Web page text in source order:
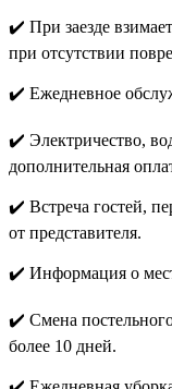
✔️ При заезде
при отсутствии
✔️ Ежедневное
✔️ Электричество,
дополнительная
✔️ Встреча гостей,
от представителя.
✔️ Информация о
✔️ Смена
более 10 дней.